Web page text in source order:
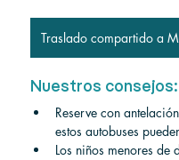
Nuestros consejos:
Reserve con
estos autobuses
Los niños menores de